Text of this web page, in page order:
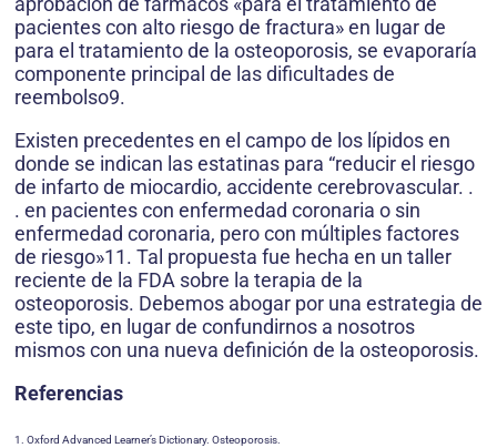
pacientes con alto riesgo de fractura» en lugar de
para el tratamiento de la osteoporosis, se evaporaría
componente principal de las dificultades de
reembolso9.
Existen precedentes en el campo de los lípidos en
donde se indican las estatinas para “reducir el riesgo
de infarto de miocardio, accidente cerebrovascular. .
. en pacientes con enfermedad coronaria o sin
enfermedad coronaria, pero con múltiples factores
de riesgo»11. Tal propuesta fue hecha en un taller
reciente de la FDA sobre la terapia de la
osteoporosis. Debemos abogar por una estrategia de
este tipo, en lugar de confundirnos a nosotros
mismos con una nueva definición de la osteoporosis.
Referencias
1. Oxford Advanced Learner’s Dictionary. Osteoporosis.